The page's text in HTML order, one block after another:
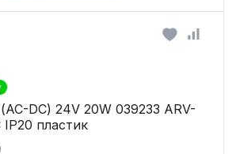
DC) 24V 20W 039233 ARV-
IP20 пластик